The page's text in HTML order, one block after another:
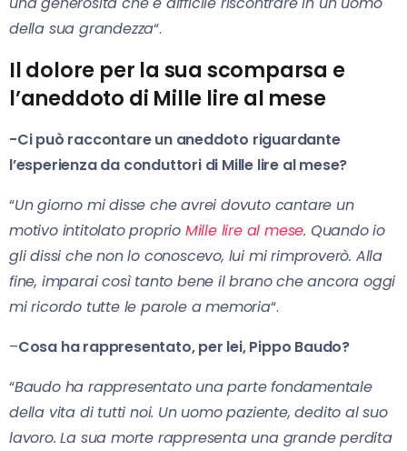
della sua grandezza“.
Il dolore per la sua scomparsa e
l’aneddoto di Mille lire al mese
-Ci può raccontare un aneddoto riguardante
l’esperienza da conduttori di Mille lire al mese?
“Un giorno mi disse che avrei dovuto cantare un
motivo intitolato proprio Mille lire al mese. Quando io
gli dissi che non lo conoscevo, lui mi rimproverò. Alla
fine, imparai così tanto bene il brano che ancora oggi
mi ricordo tutte le parole a memoria“.
–Cosa ha rappresentato, per lei, Pippo Baudo?
“Baudo ha rappresentato una parte fondamentale
della vita di tutti noi. Un uomo paziente, dedito al suo
lavoro. La sua morte rappresenta una grande perdita